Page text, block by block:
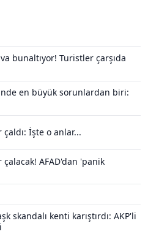
bunaltıyor! Turistler çarşıda
en büyük sorunlardan biri:
İşte o anlar...
AFAD'dan 'panik
skandalı kenti karıştırdı: AKP'li